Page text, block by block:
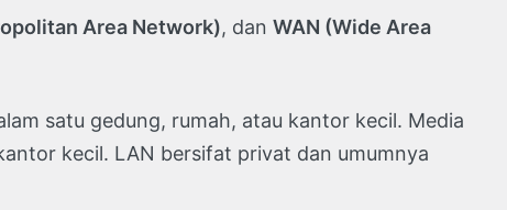
Area Network), dan WAN (Wide Area
satu gedung, rumah, atau kantor kecil. Media
kecil. LAN bersifat privat dan umumnya